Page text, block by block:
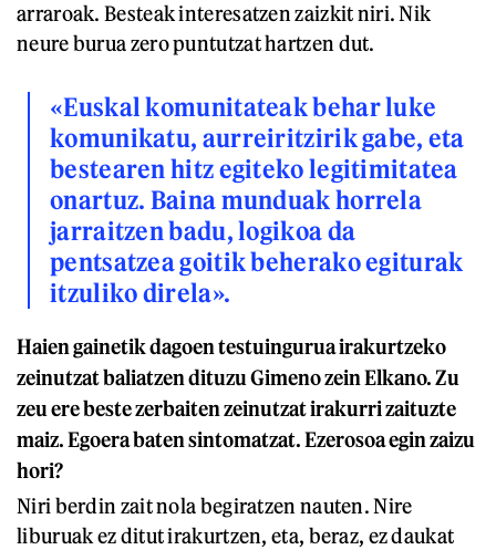
arraroak. Besteak interesatzen zaizkit niri. Nik
neure burua zero puntutzat hartzen dut.
«Euskal komunitateak behar luke
komunikatu, aurreiritzirik gabe, eta
bestearen hitz egiteko legitimitatea
onartuz. Baina munduak horrela
jarraitzen badu, logikoa da
pentsatzea goitik beherako egiturak
itzuliko direla».
Haien gainetik dagoen testuingurua irakurtzeko
zeinutzat baliatzen dituzu Gimeno zein Elkano. Zu
zeu ere beste zerbaiten zeinutzat irakurri zaituzte
maiz. Egoera baten sintomatzat. Ezerosoa egin zaizu
hori?
Niri berdin zait nola begiratzen nauten. Nire
liburuak ez ditut irakurtzen, eta, beraz, ez daukat